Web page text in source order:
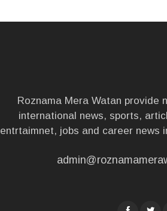
Roznama Mera Watan provide
international news, sports,
entrtaimnet, jobs and career news